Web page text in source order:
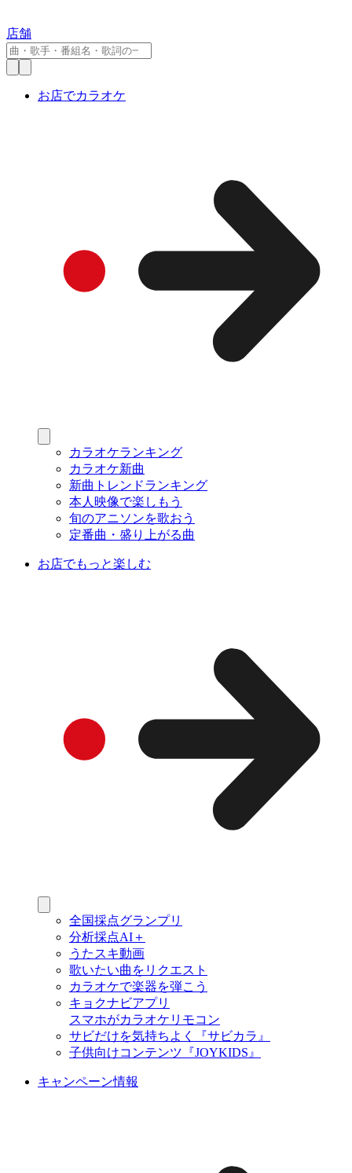
店舗
お店でカラオケ
カラオケランキング
カラオケ新曲
新曲トレンドランキング
本人映像で楽しもう
旬のアニソンを歌おう
定番曲・盛り上がる曲
お店でもっと楽しむ
全国採点グランプリ
分析採点AI＋
うたスキ動画
歌いたい曲をリクエスト
カラオケで楽器を弾こう
キョクナビアプリ
スマホがカラオケリモコン
サビだけを気持ちよく『サビカラ』
子供向けコンテンツ『JOYKIDS』
キャンペーン情報